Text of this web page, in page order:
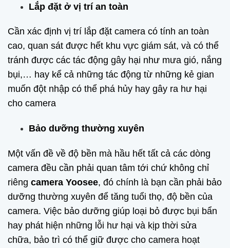
Lắp đặt ở vị trí an toàn
Cần xác định vị trí lắp đặt camera có tính an toàn
cao, quan sát được hết khu vực giám sát, và có thể
tránh được các tác động gây hại như mưa gió, nắng
bụi,… hay kể cả những tác động từ những kẻ gian
muốn đột nhập có thể phá hủy hay gây ra hư hại
cho camera
Bảo dưỡng thường xuyên
Một vấn đề về độ bền mà hầu hết tất cả các dòng
camera đều cần phải quan tâm tới chứ không chỉ
riêng camera Yoosee, đó chính là bạn cần phải bảo
dưỡng thường xuyên để tăng tuổi thọ, độ bền của
camera. Việc bảo dưỡng giúp loại bỏ được bụi bẩn
hay phát hiện những lỗi hư hại và kịp thời sửa
chữa, bảo trì có thể giữ được cho camera hoạt